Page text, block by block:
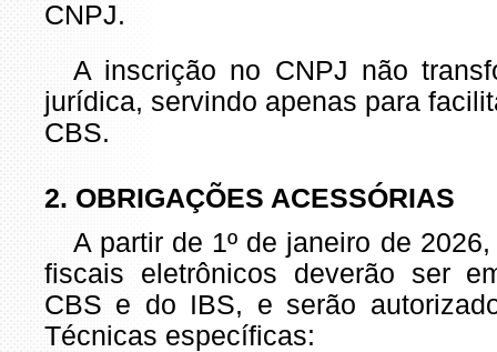
CNPJ.
A inscrição no CNPJ não
jurídica, servindo apenas para
CBS.
2. OBRIGAÇÕES ACESSÓRIAS
A partir de 1º de janeiro de
fiscais eletrônicos deverão ser
CBS e do IBS, e serão
Técnicas específicas: